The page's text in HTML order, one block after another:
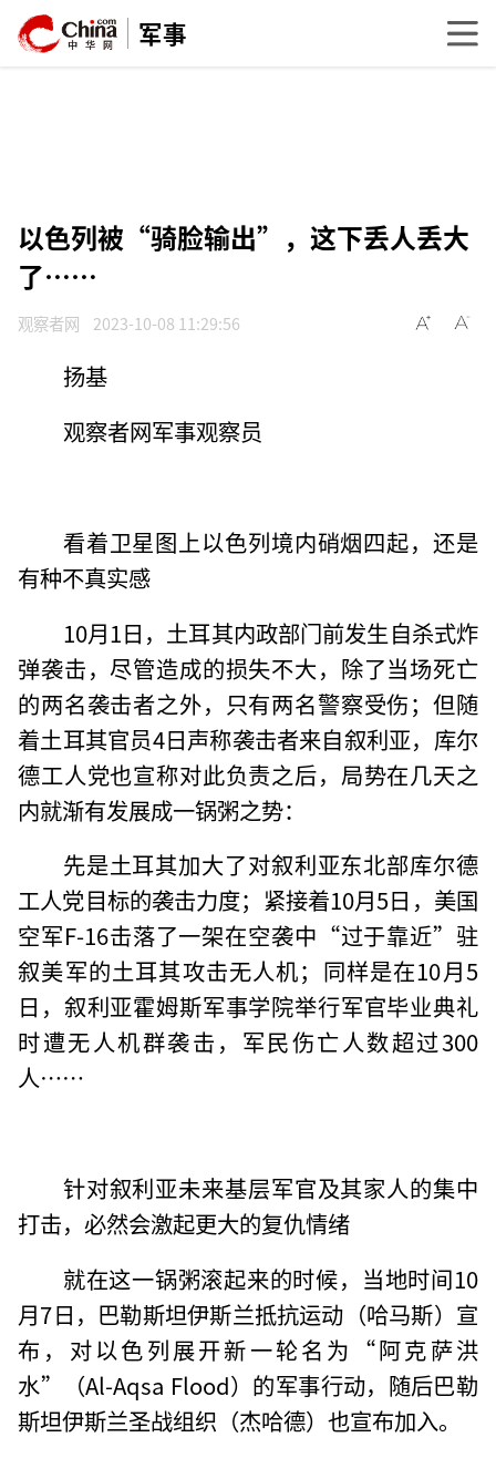
军事
以色列被“骑脸输出”，这下丢人丢大
了……
观察者网 2023-10-08 11:29:56
扬基
观察者网军事观察员
看着卫星图上以色列境内硝烟四起，还是
有种不真实感
10月1日，土耳其内政部门前发生自杀式炸
弹袭击，尽管造成的损失不大，除了当场死亡
的两名袭击者之外，只有两名警察受伤；但随
着土耳其官员4日声称袭击者来自叙利亚，库尔
德工人党也宣称对此负责之后，局势在几天之
内就渐有发展成一锅粥之势：
先是土耳其加大了对叙利亚东北部库尔德
工人党目标的袭击力度；紧接着10月5日，美国
空军F-16击落了一架在空袭中“过于靠近”驻
叙美军的土耳其攻击无人机；同样是在10月5
日，叙利亚霍姆斯军事学院举行军官毕业典礼
时遭无人机群袭击，军民伤亡人数超过300
人……
针对叙利亚未来基层军官及其家人的集中
打击，必然会激起更大的复仇情绪
就在这一锅粥滚起来的时候，当地时间10
月7日，巴勒斯坦伊斯兰抵抗运动（哈马斯）宣
布，对以色列展开新一轮名为“阿克萨洪
水”（Al-Aqsa Flood）的军事行动，随后巴勒
斯坦伊斯兰圣战组织（杰哈德）也宣布加入。